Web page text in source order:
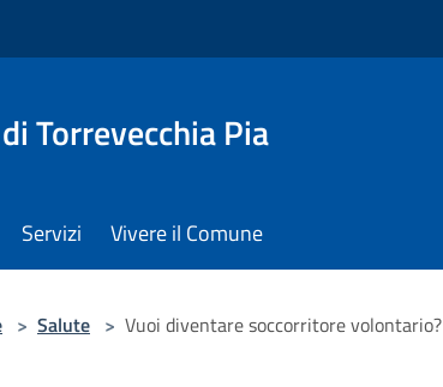
Torrevecchia Pia
Servizi Vivere il Comune
> Salute > Vuoi diventare soccorritore volontario?